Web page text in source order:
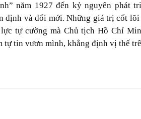
năm 1927 đến kỷ nguyên phát
định và đổi mới. Những giá trị cốt
tự cường mà Chủ tịch Hồ Chí
tự tin vươn mình, khẳng định vị thế